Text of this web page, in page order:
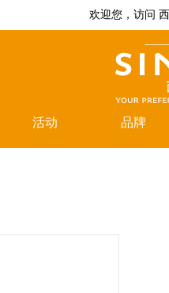
欢迎您，访问
活动 品牌